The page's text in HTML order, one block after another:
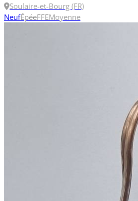
Soulaire-et-Bourg (FR)
NeufÉpéeFFEMoyenne